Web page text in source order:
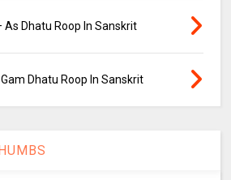
Dhatu Roop In Sanskrit
Dhatu Roop In Sanskrit